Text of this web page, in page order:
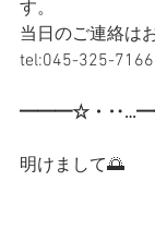
す。
当日のご連絡は
tel:045-325-7166
━━━☆・
明けまして🌅